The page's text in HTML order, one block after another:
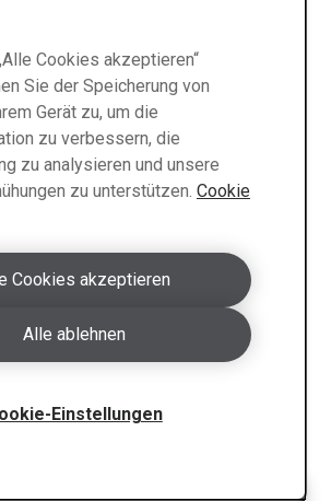
program Hardox® HiTemp
program Hardox® HiTuf
Cookies akzeptieren“
Sie der Speicherung von
Gerät zu, um die
zu verbessern, die
zu analysieren und unsere
zu unterstützen. Cookie
Cookies akzeptieren
Alle ablehnen
Einstellungen